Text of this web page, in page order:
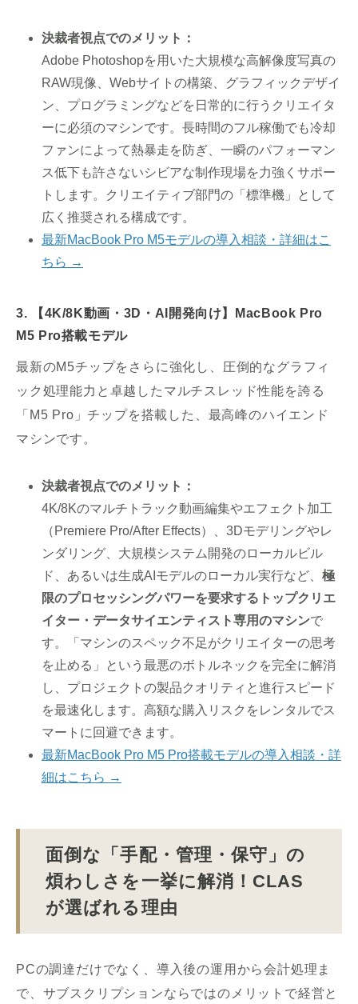
決裁者視点でのメリット：
Adobe Photoshopを用いた大規模な高解像度写真の
RAW現像、Webサイトの構築、グラフィックデザイ
ン、プログラミングなどを日常的に行うクリエイタ
ーに必須のマシンです。長時間のフル稼働でも冷却
ファンによって熱暴走を防ぎ、一瞬のパフォーマン
ス低下も許さないシビアな制作現場を力強くサポー
トします。クリエイティブ部門の「標準機」として
広く推奨される構成です。
最新MacBook Pro M5モデルの導入相談・詳細はこ
ちら →
3. 【4K/8K動画・3D・AI開発向け】MacBook Pro
M5 Pro搭載モデル
最新のM5チップをさらに強化し、圧倒的なグラフィ
ック処理能力と卓越したマルチスレッド性能を誇る
「M5 Pro」チップを搭載した、最高峰のハイエンド
マシンです。
決裁者視点でのメリット：
4K/8Kのマルチトラック動画編集やエフェクト加工
（Premiere Pro/After Effects）、3Dモデリングやレ
ンダリング、大規模システム開発のローカルビル
ド、あるいは生成AIモデルのローカル実行など、 極
限のプロセッシングパワーを要求するトップクリエ
イター・データサイエンティスト専用のマシンで
す。「マシンのスペック不足がクリエイターの思考
を止める」という最悪のボトルネックを完全に解消
し、プロジェクトの製品クオリティと進行スピード
を最速化します。高額な購入リスクをレンタルでス
マートに回避できます。
最新MacBook Pro M5 Pro搭載モデルの導入相談・詳
細はこちら →
面倒な「手配・管理・保守」の
煩わしさを一挙に解消！CLAS
が選ばれる理由
PCの調達だけでなく、導入後の運用から会計処理ま
で、サブスクリプションならではのメリットで経営と